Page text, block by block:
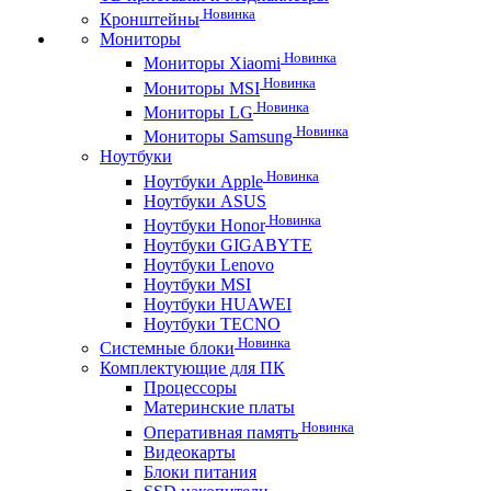
Кронштейны Новинка
Мониторы
Мониторы Xiaomi Новинка
Мониторы MSI Новинка
Мониторы LG Новинка
Мониторы Samsung Новинка
Ноутбуки
Ноутбуки Apple Новинка
Ноутбуки ASUS
Ноутбуки HonorНовинка
Ноутбуки GIGABYTE
Ноутбуки Lenovo
Ноутбуки MSI
Ноутбуки HUAWEI
Ноутбуки TECNO
Системные блоки Новинка
Комплектующие для ПК
Процессоры
Материнские платы
Оперативная память Новинка
Видеокарты
Блоки питания